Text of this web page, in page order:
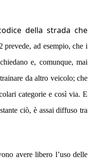
della strada che
ad esempio, che i
e, comunque, mai
da altro veicolo; che
categorie e così via. E
ciò, è assai diffuso tra
avere libero l’uso delle